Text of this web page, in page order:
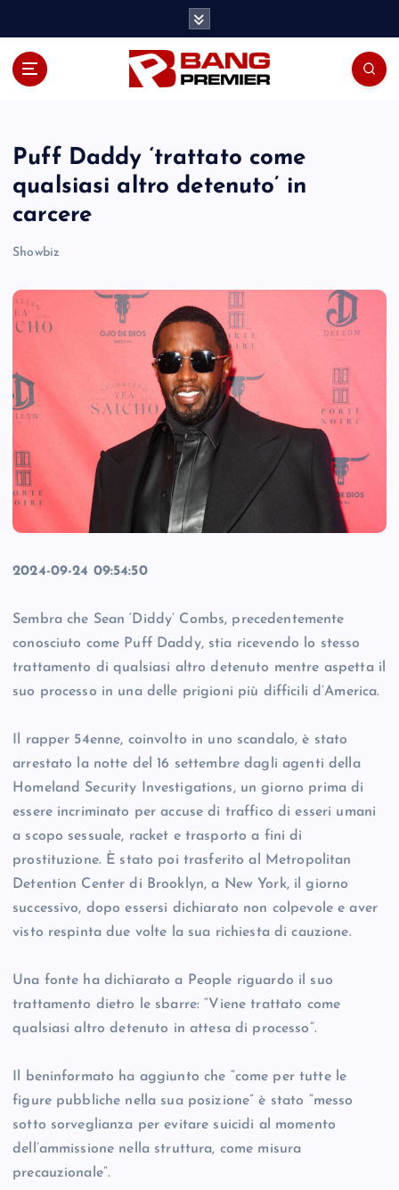
Puff Daddy ‘trattato come
qualsiasi altro detenuto’ in
carcere
Showbiz
2024-09-24 09:54:50
Sembra che Sean ‘Diddy’ Combs, precedentemente
conosciuto come Puff Daddy, stia ricevendo lo stesso
trattamento di qualsiasi altro detenuto mentre aspetta il
suo processo in una delle prigioni più difficili d’America.
Il rapper 54enne, coinvolto in uno scandalo, è stato
arrestato la notte del 16 settembre dagli agenti della
Homeland Security Investigations, un giorno prima di
essere incriminato per accuse di traffico di esseri umani
a scopo sessuale, racket e trasporto a fini di
prostituzione. È stato poi trasferito al Metropolitan
Detention Center di Brooklyn, a New York, il giorno
successivo, dopo essersi dichiarato non colpevole e aver
visto respinta due volte la sua richiesta di cauzione.
Una fonte ha dichiarato a People riguardo il suo
trattamento dietro le sbarre: “Viene trattato come
qualsiasi altro detenuto in attesa di processo”.
Il beninformato ha aggiunto che “come per tutte le
figure pubbliche nella sua posizione” è stato “messo
sotto sorveglianza per evitare suicidi al momento
dell’ammissione nella struttura, come misura
precauzionale”.